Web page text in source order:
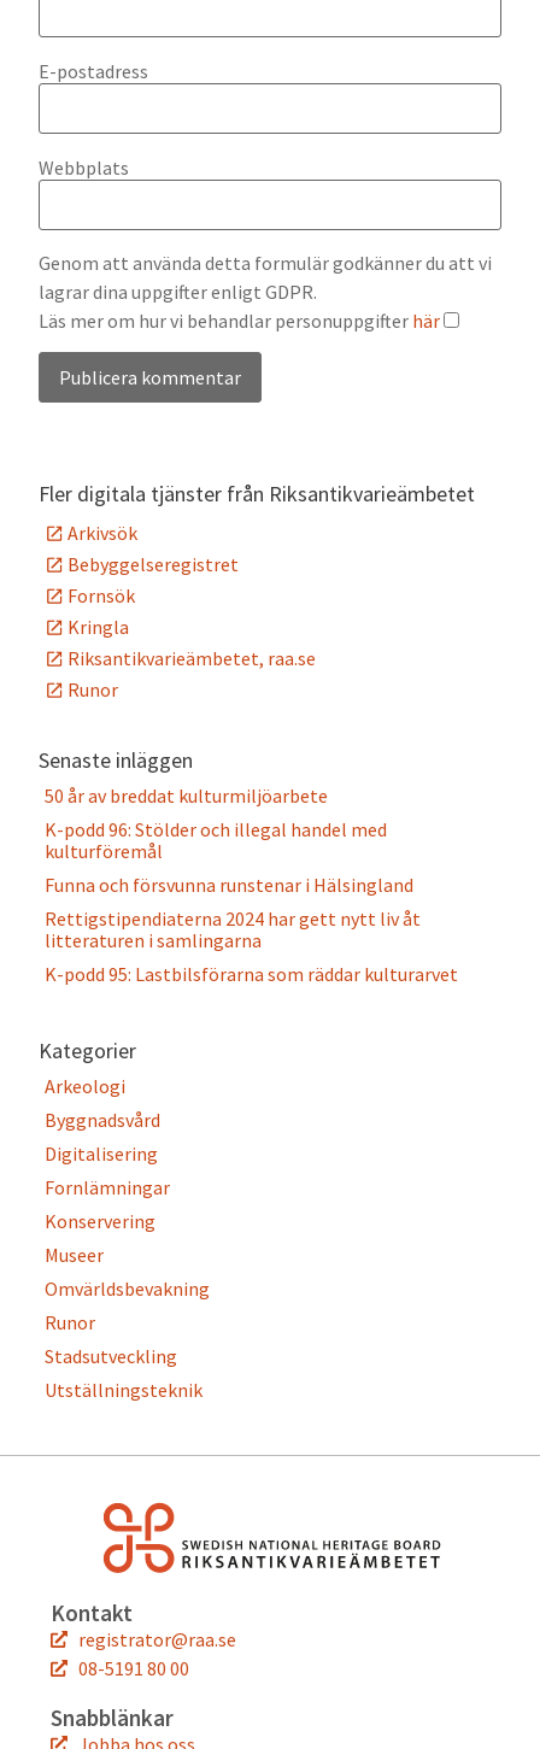
E-postadress
Webbplats
Genom att använda detta formulär godkänner du att vi
lagrar dina uppgifter enligt GDPR.
Läs mer om hur vi behandlar personuppgifter här
Fler digitala tjänster från Riksantikvarieämbetet
Arkivsök
Bebyggelseregistret
Fornsök
Kringla
Riksantikvarieämbetet, raa.se
Runor
Senaste inläggen
50 år av breddat kulturmiljöarbete
K-podd 96: Stölder och illegal handel med
kulturföremål
Funna och försvunna runstenar i Hälsingland
Rettigstipendiaterna 2024 har gett nytt liv åt
litteraturen i samlingarna
K-podd 95: Lastbilsförarna som räddar kulturarvet
Kategorier
Arkeologi
Byggnadsvård
Digitalisering
Fornlämningar
Konservering
Museer
Omvärldsbevakning
Runor
Stadsutveckling
Utställningsteknik
Kontakt
registrator@raa.se
08-5191 80 00
Snabblänkar
Jobba hos oss